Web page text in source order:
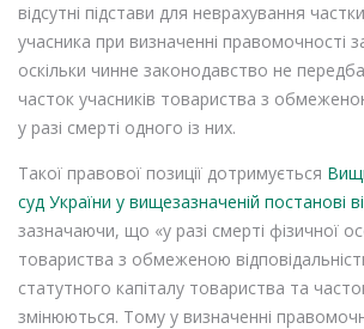
відсутні підстави для неврахування
учасника при визначенні правомочності
оскільки чинне законодавство не
часток учасників товариства з
у разі смерті одного із них.
Такої правової позиції дотримується
суд України у вищезазначеній постанові
зазначаючи, що «у разі смерті фізичної
товариства з обмеженою
статутного капіталу товариства та
змінюються. Тому у визначенні